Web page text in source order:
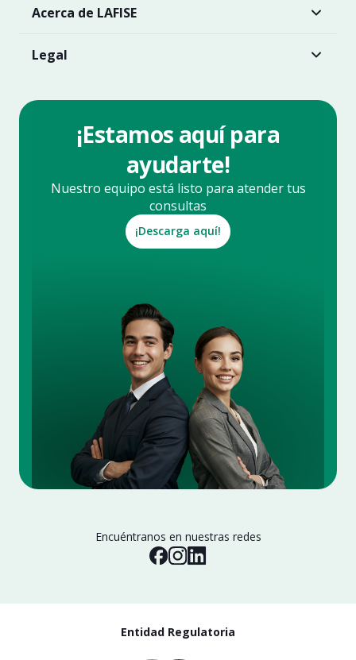
Acerca de LAFISE
Legal
¡Estamos aquí para
ayudarte!
Nuestro equipo está listo para atender tus
consultas
¡Descarga aquí!
Encuéntranos en nuestras redes
Entidad Regulatoria